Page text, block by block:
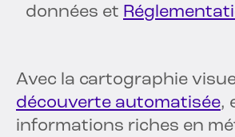
données et
Avec la cartographie
découverte automatisée,
informations riches en